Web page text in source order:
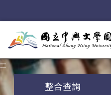
:::
整合查詢